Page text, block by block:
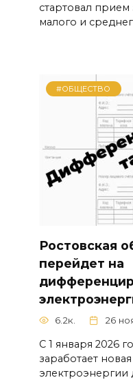
стартовал прием
малого и
#ОБЩЕСТВО
Ростовская
перейдет на
6.2к. 26
С 1 января 2026
заработает
электроэнергии